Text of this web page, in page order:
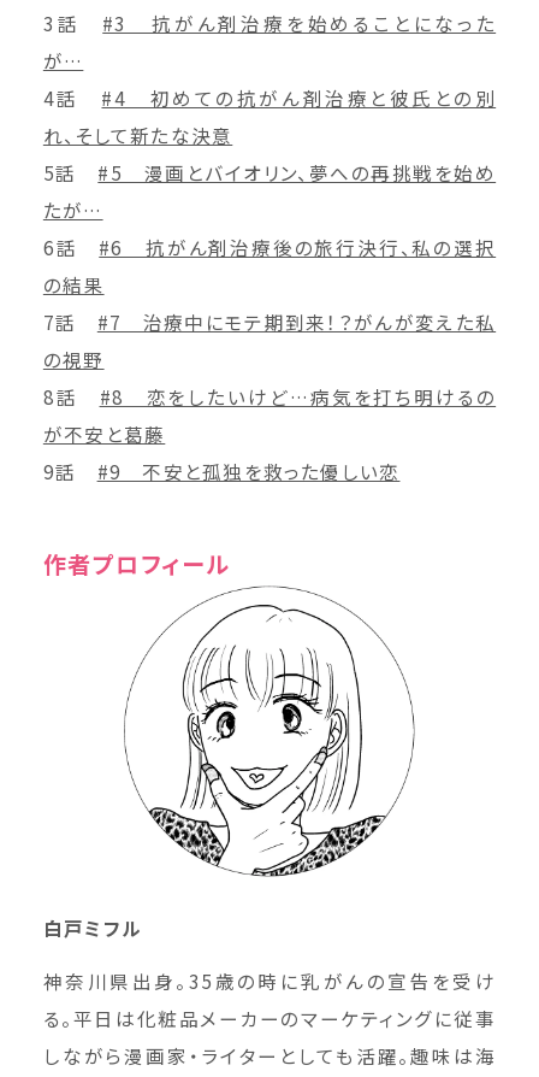
3話 #3 抗がん剤治療を始めることになった
が…
4話 #4 初めての抗がん剤治療と彼氏との別
れ、そして新たな決意
5話 #5 漫画とバイオリン、夢への再挑戦を始め
たが…
6話 #6 抗がん剤治療後の旅行決行、私の選択
の結果
7話 #7 治療中にモテ期到来！？がんが変えた私
の視野
8話 #8 恋をしたいけど…病気を打ち明けるの
が不安と葛藤
9話 #9 不安と孤独を救った優しい恋
作者プロフィール
白戸ミフル
神奈川県出身。35歳の時に乳がんの宣告を受け
る。平日は化粧品メーカーのマーケティングに従事
しながら漫画家・ライターとしても活躍。趣味は海